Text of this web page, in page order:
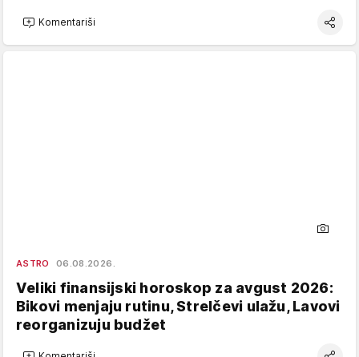
Komentariši
ASTRO 06.08.2026.
Veliki finansijski horoskop za avgust 2026:
Bikovi menjaju rutinu, Strelčevi ulažu, Lavovi
reorganizuju budžet